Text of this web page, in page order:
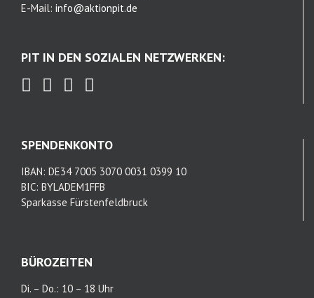
E-Mail: info@aktionpit.de
PIT IN DEN SOZIALEN NETZWERKEN:
SPENDENKONTO
IBAN: DE34 7005 3070 0031 0399 10
BIC: BYLADEM1FFB
Sparkasse Fürstenfeldbruck
BÜROZEITEN
Di. – Do.: 10 – 18 Uhr